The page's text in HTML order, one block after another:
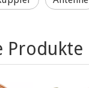
Produkte